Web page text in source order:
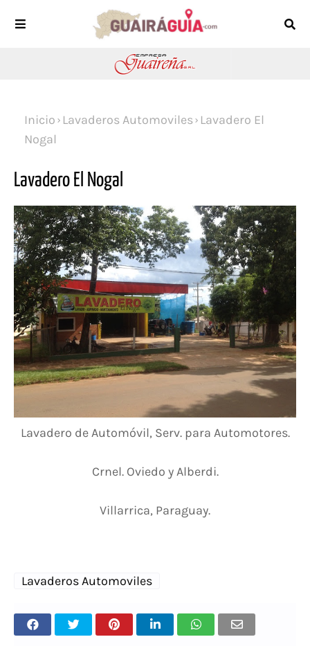
Inicio Lavaderos Automoviles Lavadero El
Nogal
Lavadero El Nogal
Lavadero de Automóvil, Serv. para Automotores.
Crnel. Oviedo y Alberdi.
Villarrica, Paraguay.
Lavaderos Automoviles